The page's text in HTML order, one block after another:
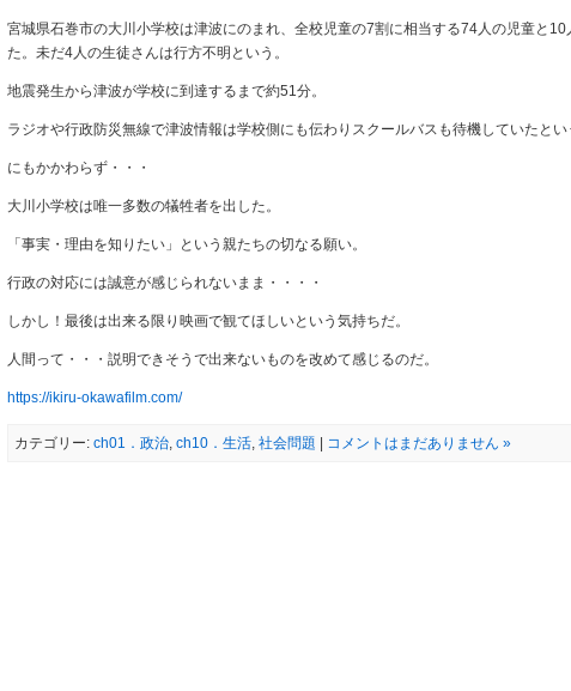
宮城県石巻市の大川小学校は津波にのまれ、全校児童の7割に相当する74人の児童と10
た。未だ4人の生徒さんは行方不明という。
地震発生から津波が学校に到達するまで約51分。
ラジオや行政防災無線で津波情報は学校側にも伝わりスクールバスも待機していたとい
にもかかわらず・・・
大川小学校は唯一多数の犠牲者を出した。
「事実・理由を知りたい」という親たちの切なる願い。
行政の対応には誠意が感じられないまま・・・・
しかし！最後は出来る限り映画で観てほしいという気持ちだ。
人間って・・・説明できそうで出来ないものを改めて感じるのだ。
https://ikiru-okawafilm.com/
カテゴリー: ch01．政治, ch10．生活, 社会問題 コメントはまだありません »